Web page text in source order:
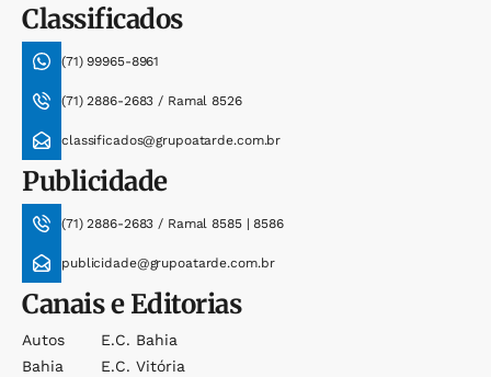
Classificados
(71) 99965-8961
(71) 2886-2683 / Ramal 8526
classificados@grupoatarde.com.br
Publicidade
(71) 2886-2683 / Ramal 8585 | 8586
publicidade@grupoatarde.com.br
Canais e Editorias
Autos
Bahia
E.c. Bahia
E.c. Vitória